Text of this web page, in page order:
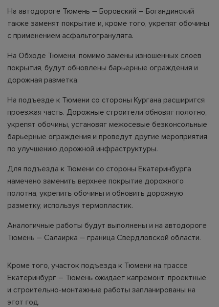
На автодороге Тюмень – Боровский – Богандинский
также заменят покрытие и, кроме того, укрепят обочины
с применением асфальтогранулята.
На Обходе Тюмени, помимо замены изношенных слоев
покрытия, будут обновлены барьерные ограждения и
дорожная разметка.
На подъезде к Тюмени со стороны Кургана расширится
проезжая часть. Дорожные строители обновят полотно,
укрепят обочины, установят межосевые безконсольные
барьерные ограждения и проведут другие мероприятия
по улучшению дорожной инфраструктуры.
Для подъезда к Тюмени со стороны Екатеринбурга
намечено заменить верхнее покрытие дорожного
полотна, укрепить обочины и обновить дорожную
разметку, используя термопластик.
Аналогичные работы будут выполнены и на автодороге
Тюмень – Салаирка – граница Свердловской области.
Кроме того, участок подъезда к Тюмени на трассе
Екатеринбург – Тюмень ожидает капремонт, проектные
и строительно-монтажные работы запланированы на
этот год.